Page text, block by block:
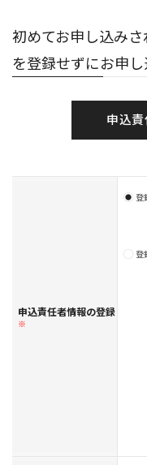
初めてお申し込み
を登録せずにお申
申込
申込責任者情報の登録
※
登
登